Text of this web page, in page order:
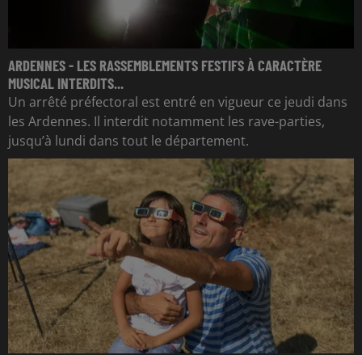
ARDENNES - LES RASSEMBLEMENTS FESTIFS À CARACTÈRE
MUSICAL INTERDITS...
Un arrêté préfectoral est entré en vigueur ce jeudi dans
les Ardennes. Il interdit notamment les rave-parties,
jusqu’à lundi dans tout le département.